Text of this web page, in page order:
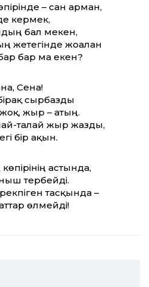
– сан арман,
кермек,
бал мекен,
жоғалған
бар ма екен?
Сена!
сырбазды
жыр – атың.
талай жыр жазды,
бір ақын.
астында,
тербейді.
тасқында –
өлмейді!